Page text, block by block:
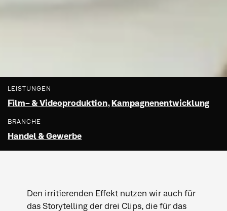
LEISTUNGEN
Film- & Videoproduktion, Kampagnenentwicklung
BRANCHE
Handel & Gewerbe
Den irritierenden Effekt nutzen wir auch für
das Storytelling der drei Clips, die für das